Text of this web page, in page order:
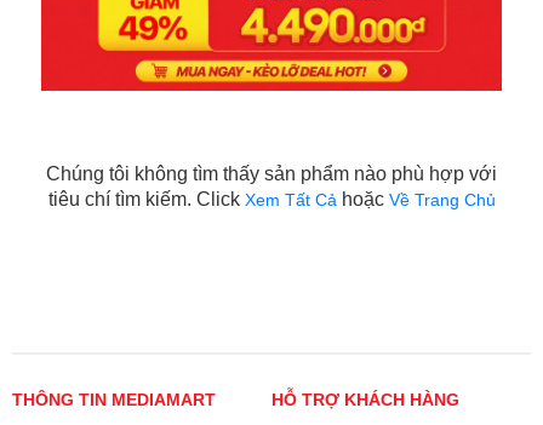
Chúng tôi không tìm thấy sản phẩm nào phù hợp với
tiêu chí tìm kiếm. Click Xem Tất Cả hoặc Về Trang Chủ
THÔNG TIN MEDIAMART HỖ TRỢ KHÁCH HÀNG